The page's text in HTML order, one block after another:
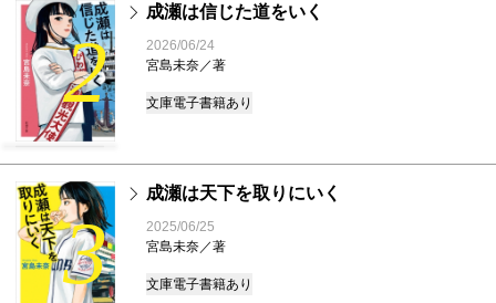
2
成瀬は信じた道をいく
2026/06/24
宮島未奈／著
文庫電子書籍あり
3
成瀬は天下を取りにいく
2025/06/25
宮島未奈／著
文庫電子書籍あり